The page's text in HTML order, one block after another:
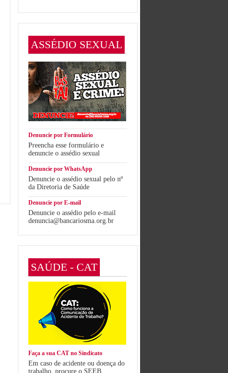
ASSÉDIO SEXUAL
Denuncie por Formulário
Preencha esse formulário e
denuncie o assédio sexual
Denuncie por WhatsApp
Denuncie o assédio sexual pelo nº
da Diretoria de Saúde
Denuncie por E-mail
Denuncie o assédio pelo e-mail
denuncia@bancariosma.org.br
SAÚDE - CAT
Faça a sua CAT no Sindicato
Em caso de acidente ou doença do
trabalho, procure o SEEB